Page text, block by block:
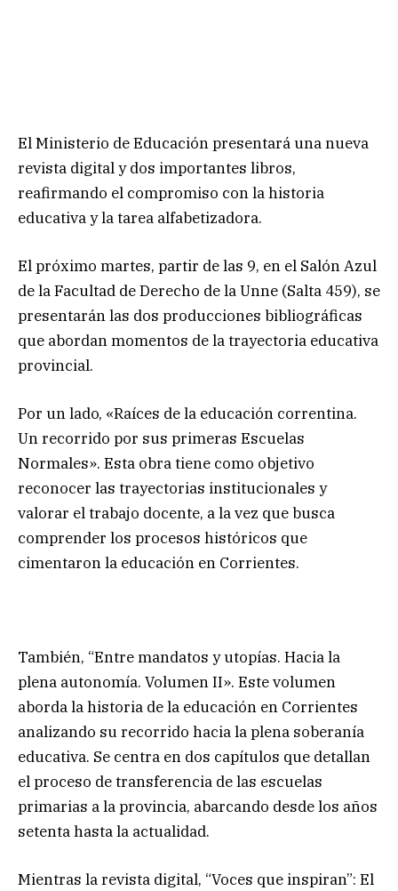
El Ministerio de Educación presentará una nueva
revista digital y dos importantes libros,
reafirmando el compromiso con la historia
educativa y la tarea alfabetizadora.
El próximo martes, partir de las 9, en el Salón Azul
de la Facultad de Derecho de la Unne (Salta 459), se
presentarán las dos producciones bibliográficas
que abordan momentos de la trayectoria educativa
provincial.
Por un lado, «Raíces de la educación correntina.
Un recorrido por sus primeras Escuelas
Normales». Esta obra tiene como objetivo
reconocer las trayectorias institucionales y
valorar el trabajo docente, a la vez que busca
comprender los procesos históricos que
cimentaron la educación en Corrientes.
También, “Entre mandatos y utopías. Hacia la
plena autonomía. Volumen II». Este volumen
aborda la historia de la educación en Corrientes
analizando su recorrido hacia la plena soberanía
educativa. Se centra en dos capítulos que detallan
el proceso de transferencia de las escuelas
primarias a la provincia, abarcando desde los años
setenta hasta la actualidad.
Mientras la revista digital, “Voces que inspiran”: El